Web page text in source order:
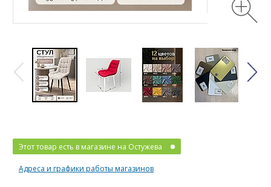
Этот товар есть в магазине на Остужева
Адреса и графики работы магазинов